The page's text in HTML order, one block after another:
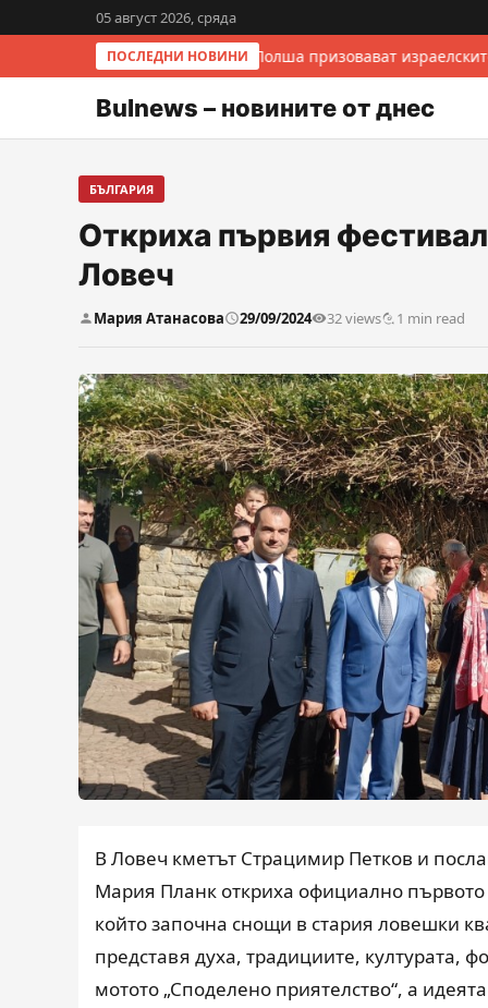
05 август 2026, сряда
ПОСЛЕДНИ НОВИНИ
Италия и Полша призовават
Bulnews – новините от днес
БЪЛГАРИЯ
Откриха първия
Ловеч
Мария Атанасова 29/09/2024 32 views 1 min read
В Ловеч кметът Страцимир Петков и
Мария Планк откриха официално
който започна снощи в стария ловешки
представя духа, традициите, културата,
мотото „Споделено приятелство“, а